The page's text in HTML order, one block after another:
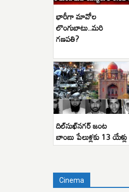
భారీగా మావోల
లొంగుబాటు..మరి
గణపతి?
దిల్‌సుఖ్‌నగర్ జంట
బాంబు పేలుళ్లకు 13 యేళ్లు
Cinema